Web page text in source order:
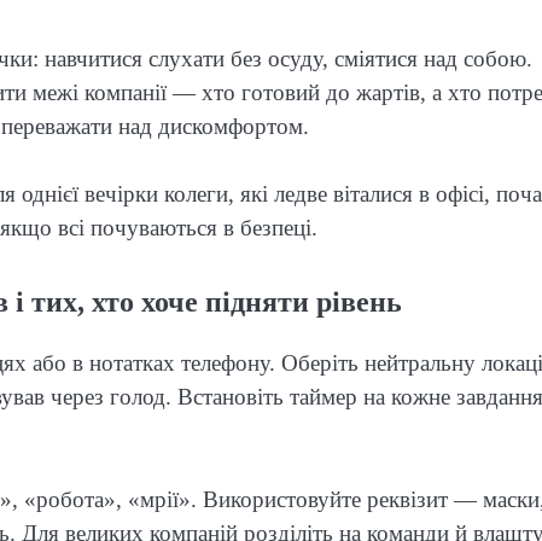
навчитися слухати без осуду, сміятися над собою.
межі компанії — хто готовий до жартів, а хто
над дискомфортом.
вечірки колеги, які ледве віталися в офісі,
всі почуваються в безпеці.
тих, хто хоче підняти рівень
або в нотатках телефону. Оберіть нейтральну
через голод. Встановіть таймер на кожне
«робота», «мрії». Використовуйте реквізит —
великих компаній розділіть на команди й